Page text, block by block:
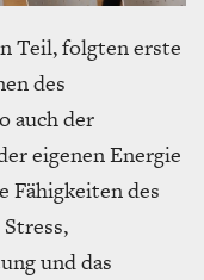
Teil, folgten erste
des
auch der
eigenen Energie
Fähigkeiten des
und das